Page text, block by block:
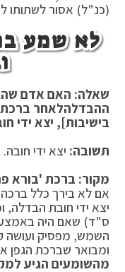
(כנ"ל) אסור לשתותו
לא שמע
שאלה: האם אדם
ההבדלהלאחר ברכת
בישיבות], יצא ידי
תשובה: יצא ידי חובה.
מקור: ברכת 'בורא
אם לא בירך כלל
יצא ידי חובת הבדלה,
ס"ד) שאם היה באמצע
השמש, מפסיק ועושה
ומבואר שברכת הגפן
מהשומעים הגיע